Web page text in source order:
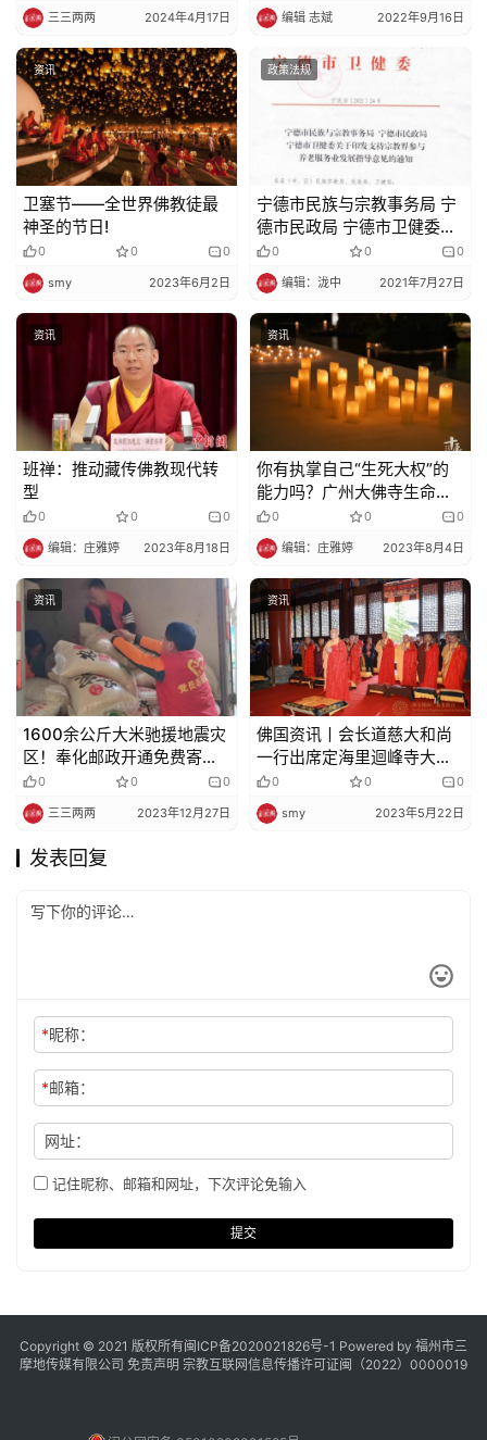
责
明
三三两两 2024年4月17日 编辑 志斌 2022年9月16日
资讯
卫塞节——全世界佛教徒最
神圣的节日!
0 0 0
smy 2023年6月2日
政策法规
宁德市民族与宗教事务局 宁
德市民政局 宁德市卫健委关
于印发支持宗教界参与养老
服务业发展指导意见的通知
0 0 0
编辑：泷中 2021年7月27日
资讯
班禅：推动藏传佛教现代转
型
0 0 0
编辑：庄雅婷 2023年8月18日
资讯
你有执掌自己“生死大权”的
能力吗？广州大佛寺生命教
育对话第二场
0 0 0
编辑：庄雅婷 2023年8月4日
资讯
1600余公斤大米驰援地震灾
区！奉化邮政开通免费寄递
绿色通道
0 0 0
三三两两 2023年12月27日
资讯
佛国资讯丨会长道慈大和尚
一行出席定海里迴峰寺大雄
宝殿落成暨全堂佛像开光庆
典
0 0 0
smy 2023年5月22日
发表回复
*昵称：
*邮箱：
网址：
记住昵称、邮箱和网址，下次评论免输入
提交
Copyright © 2021 版权所有闽ICP备2020021826号-1 Powered by 福州市三
摩地传媒有限公司 免责声明 宗教互联网信息传播许可证闽（2022）0000019